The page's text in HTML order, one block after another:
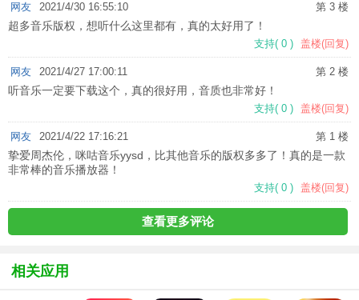
第 3 楼
网友 2021/4/30 16:55:10
超多音乐版权，想听什么这里都有，真的太好用了！
支持( 0 ) 盖楼(回复)
第 2 楼
网友 2021/4/27 17:00:11
听音乐一定要下载这个，真的很好用，音质也非常好！
支持( 0 ) 盖楼(回复)
第 1 楼
网友 2021/4/22 17:16:21
挚爱周杰伦，咪咕音乐yysd，比其他音乐的版权多多了！真的是一款
非常棒的音乐播放器！
支持( 0 ) 盖楼(回复)
查看更多评论
相关应用